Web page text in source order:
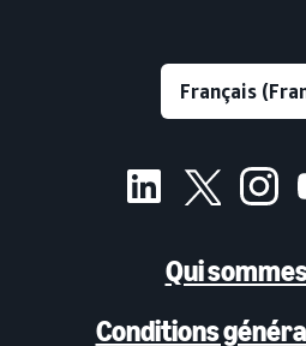
Qui
Conditions